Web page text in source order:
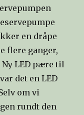
en dråpe
flere ganger,
Ny LED pære til
det en LED
om vi
rundt den